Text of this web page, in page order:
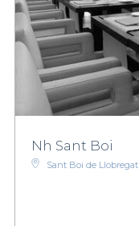
Nh Sant Boi
Sant Boi de Llobregat